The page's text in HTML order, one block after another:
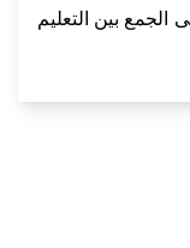
الجمع بين التعليم